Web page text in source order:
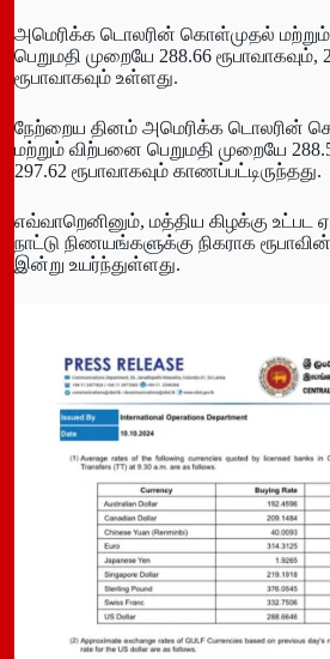
அமெரிக்க டொலரின் கொள்முதல்
பெறுமதி முறையே 288.66 ரூபாவாகவும்,
ரூபாவாகவும் உள்ளது.
நேற்றைய தினம் அமெரிக்க டொலரின்
மற்றும் விற்பனை பெறுமதி முறையே
297.62 ரூபாவாகவும் காணப்பட்டிருந்தது.
எவ்வாறெனினும், மத்திய கிழக்கு உட்பட
நாட்டு நிணயங்களுக்கு நிகராக ரூபாவின்
இன்று உயர்ந்துள்ளது.